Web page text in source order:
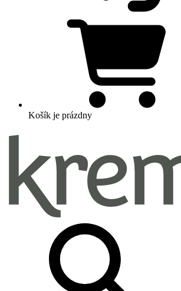
Košík je prázdny